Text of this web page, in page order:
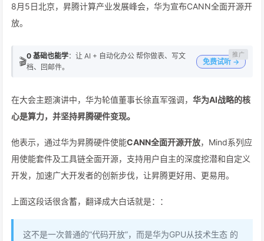
8月5日北京，昇腾计算产业发展峰会，华为宣布CANN全面开源开
放。
🎬0 基础也能学：让 AI + 自动化办公 帮你做表、写文
档、回邮件。
免费试听 →
在大会主题演讲中，华为轮值董事长徐直军强调， 华为AI战略的核
心是算力，并坚持昇腾硬件变现。
他表示，通过华为昇腾硬件使能CANN全面开源开放，Mind系列应
用使能套件及工具链全面开源，支持用户自主的深度挖潜和自定义
开发，加速广大开发者的创新步伐，让昇腾更好用、更易用。
上面这段话很含蓄，翻译成大白话就是：：
这不是一次普通的“代码开放”，而是华为GPU从技术生态 的